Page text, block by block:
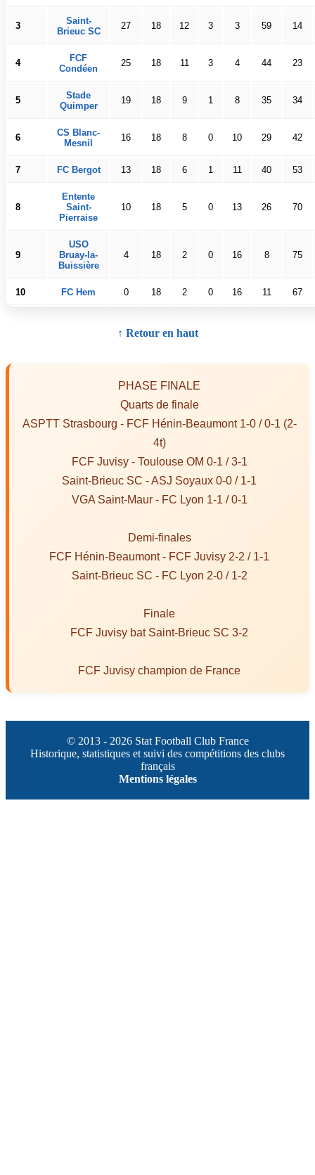
3
Saint-
Brieuc SC
27 18 12 3 3 59 14
4
FCF
Condéen
25 18 11 3 4 44 23
5
Stade
Quimper
19 18 9 1 8 35 34
6
CS Blanc-
Mesnil
16 18 8 0 10 29 42
7 FC Bergot 13 18 6 1 11 40 53
8
Entente
Saint-
Pierraise
10 18 5 0 13 26 70
9
USO
Bruay-la-
Buissière
4 18 2 0 16 8 75
10 FC Hem 0 18 2 0 16 11 67
↑ Retour en haut
PHASE FINALE
Quarts de finale
ASPTT Strasbourg - FCF Hénin-Beaumont 1-0 / 0-1 (2-
4t)
FCF Juvisy - Toulouse OM 0-1 / 3-1
Saint-Brieuc SC - ASJ Soyaux 0-0 / 1-1
VGA Saint-Maur - FC Lyon 1-1 / 0-1
Demi-finales
FCF Hénin-Beaumont - FCF Juvisy 2-2 / 1-1
Saint-Brieuc SC - FC Lyon 2-0 / 1-2
Finale
FCF Juvisy bat Saint-Brieuc SC 3-2
FCF Juvisy champion de France
© 2013 - 2026 Stat Football Club France
Historique, statistiques et suivi des compétitions des clubs
français
Mentions légales